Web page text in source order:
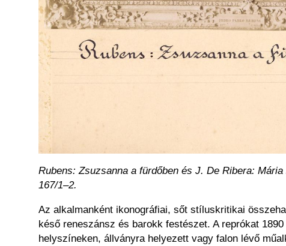
Rubens: Zsuzsanna a fürdőben és J. De Ribera:
167/1–2.
Az alkalmanként ikonográfiai, sőt stíluskritikai
késő reneszánsz és barokk festészet. A reprókat
helyszíneken, állványra helyezett vagy falon lévő